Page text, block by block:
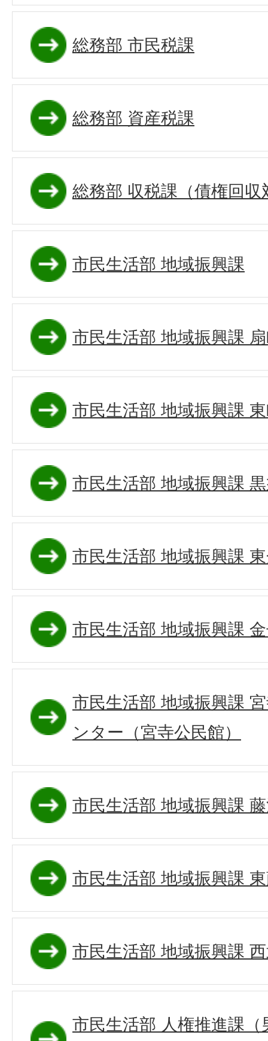
総務部 市民税課
総務部 資産税課
総務部 収税課（債権回収
市民生活部 地域振興課
市民生活部 地域振興課
市民生活部 地域振興課
市民生活部 地域振興課
市民生活部 地域振興課
市民生活部 地域振興課
市民生活部 地域振興課
ンター（宮寺公民館）
市民生活部 地域振興課
市民生活部 地域振興課
市民生活部 地域振興課
市民生活部 人権推進課